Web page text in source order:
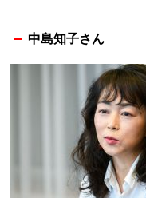
中島知子さん